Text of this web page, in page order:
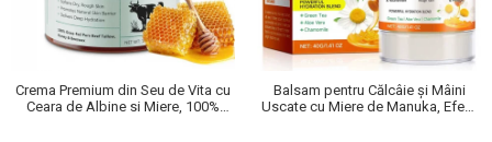
Crema Premium din Seu de Vita cu
Ceara de Albine si Miere, 100%
Balsam pentru Călcâie și Mâini
Uscate cu Miere de Manuka, Efect